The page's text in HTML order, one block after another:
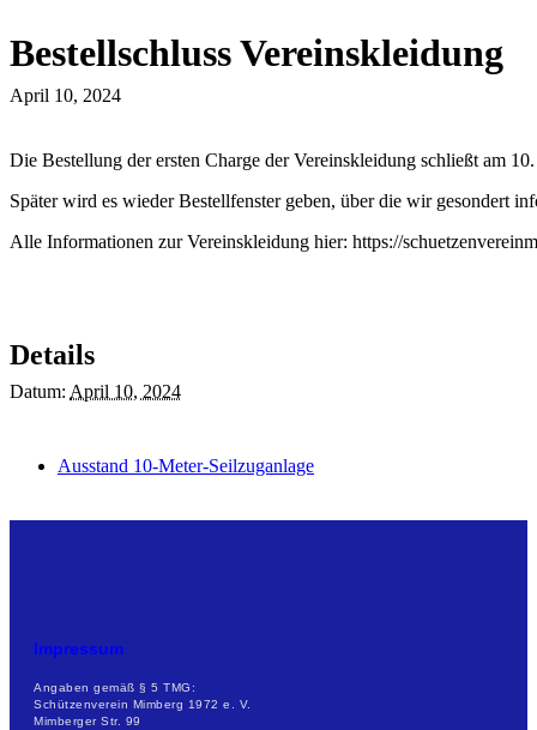
Bestellschluss Vereinskleidung
April 10, 2024
Die Bestellung der ersten Charge der Vereinskleidung schließt am
Später wird es wieder Bestellfenster geben, über die wir gesondert
Alle Informationen zur Vereinskleidung hier: https://
Details
Datum: April 10, 2024
Ausstand 10-Meter-Seilzuganlage
Impressum
Angaben gemäß § 5 TMG:
Schützenverein Mimberg 1972 e. V.
Mimberger Str. 99